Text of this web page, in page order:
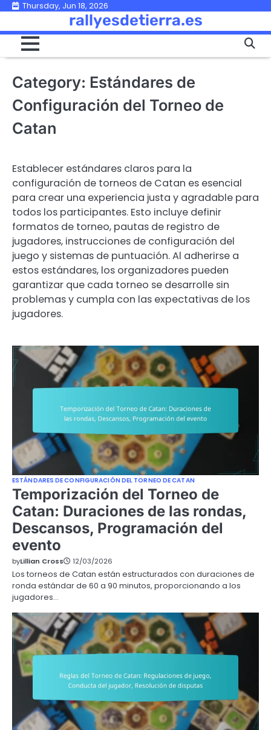
Skip
content
Thursday, Jun 18, 2026
rallyesdetierra.es
Category: Estándares de
Configuración del Torneo de
Catan
Establecer estándares claros para la
configuración de torneos de Catan es esencial
para crear una experiencia justa y agradable para
todos los participantes. Esto incluye definir
formatos de torneo, pautas de registro de
jugadores, instrucciones de configuración del
juego y sistemas de puntuación. Al adherirse a
estos estándares, los organizadores pueden
garantizar que cada torneo se desarrolle sin
problemas y cumpla con las expectativas de los
jugadores.
ESTÁNDARES DE CONFIGURACIÓN DEL TORNEO DE CATAN
Temporización del Torneo de
Catan: Duraciones de las rondas,
Descansos, Programación del
evento
byLillian Cross 12/03/2026
Los torneos de Catan están estructurados con duraciones de
ronda estándar de 60 a 90 minutos, proporcionando a los
jugadores…